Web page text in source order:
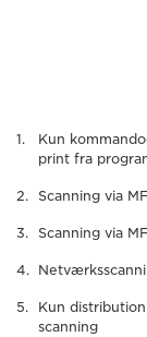
Kun
print fra
Scanning via
Scanning via
Kun
scanning